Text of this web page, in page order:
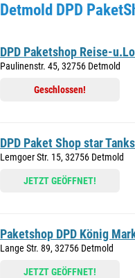
Detmold DPD
DPD Paketshop Reise-
Paulinenstr. 45, 32756 Detmold
Geschlossen!
DPD Paket Shop star
Lemgoer Str. 15, 32756 Detmold
JETZT GEÖFFNET!
Paketshop DPD König
Lange Str. 89, 32756 Detmold
JETZT GEÖFFNET!